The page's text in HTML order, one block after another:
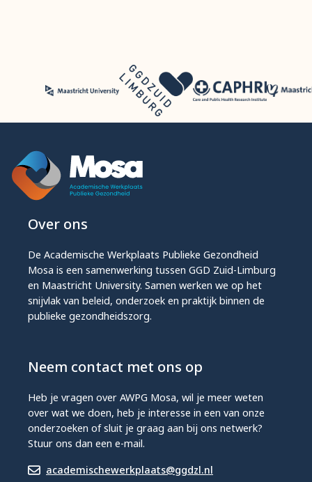
Over ons
De Academische Werkplaats Publieke Gezondheid
Mosa is een samenwerking tussen GGD Zuid-Limburg
en Maastricht University. Samen werken we op het
snijvlak van beleid, onderzoek en praktijk binnen de
publieke gezondheidszorg.
Neem contact met ons op
Heb je vragen over AWPG Mosa, wil je meer weten
over wat we doen, heb je interesse in een van onze
onderzoeken of sluit je graag aan bij ons netwerk?
Stuur ons dan een e-mail.
academischewerkplaats@ggdzl.nl